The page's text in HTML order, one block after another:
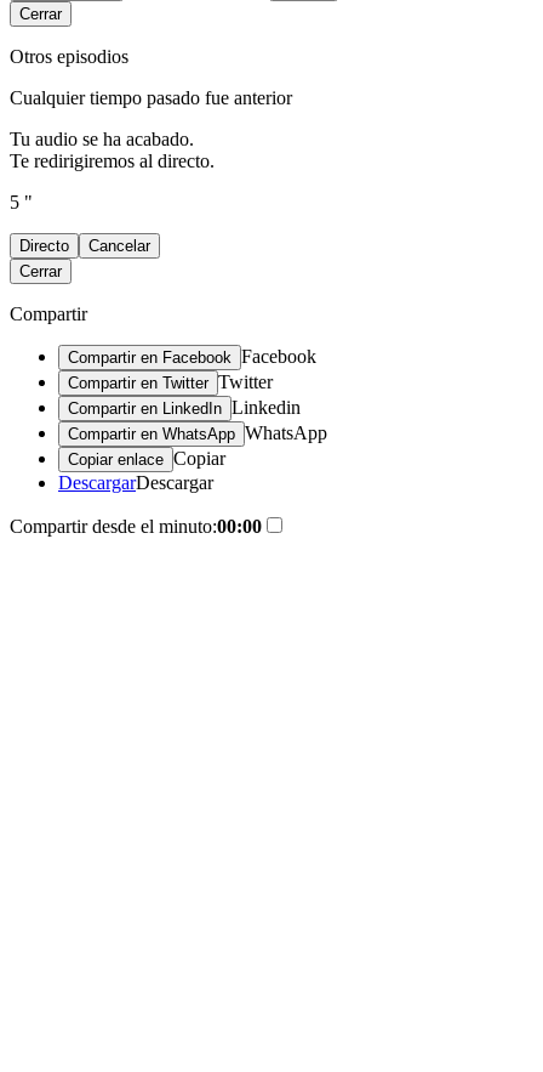
Cerrar
Otros episodios
Cualquier tiempo pasado fue anterior
Tu audio se ha acabado.
Te redirigiremos al directo.
5 "
Directo
Cancelar
Cerrar
Compartir
Compartir en Facebook Facebook
Compartir en Twitter Twitter
Compartir en LinkedIn Linkedin
Compartir en WhatsApp WhatsApp
Copiar enlace Copiar
DescargarDescargar
Compartir desde el minuto:00:00